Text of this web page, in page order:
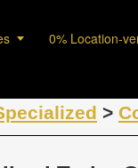
0% Location-
>